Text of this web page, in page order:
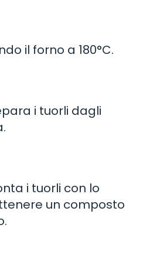
il forno a 180°C.
i tuorli dagli
i tuorli con lo
un composto